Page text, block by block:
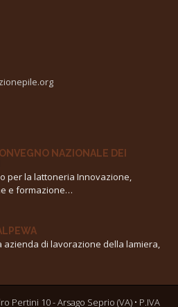
NAZIONALE DEI
per la lattoneria Innovazione,
e formazione…
azienda di lavorazione della lamiera,
Pertini 10 - Arsago Seprio (VA) • P.IVA